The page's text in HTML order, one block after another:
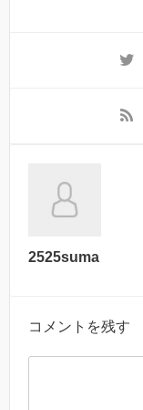
2525suma
コメントを残す